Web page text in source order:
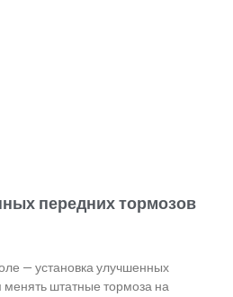
передних тормозов
— установка улучшенных
штатные тормоза на